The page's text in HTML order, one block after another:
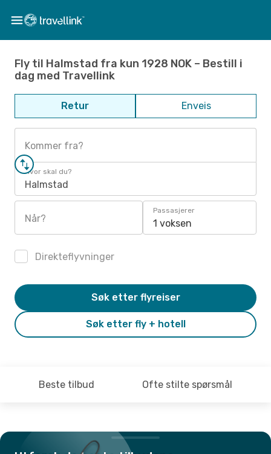
Fly til Halmstad fra kun 1928 NOK – Bestill i
dag med Travellink
Retur Enveis
Kommer fra?
Hvor skal du?
Halmstad
Når?
Passasjerer
1 voksen
Direkteflyvninger
Søk etter fly + hotell
Søk etter flyreiser
Beste tilbud Ofte stilte spørsmål